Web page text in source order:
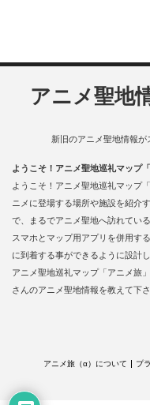
アニメ聖地
新旧のアニメ聖地情報
ようこそ！アニメ聖地巡礼マップ
ようこそ！アニメ聖地巡礼マップ
ニメに登場する場所や施設を紹介
で、まるでアニメ聖地へ訪れてい
スマホとマップ用アプリを併用す
に到着する事ができるように設計し
アニメ聖地巡礼マップ「アニメ旅
さんのアニメ聖地情報を教えて下さ
アニメ旅（α）について プ